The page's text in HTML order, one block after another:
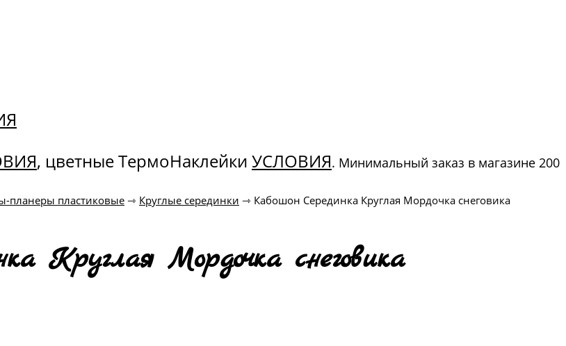
, цветные ТермоНаклейки УСЛОВИЯ. Минимальный заказ в магазине 200
планеры пластиковые ⇾ Круглые серединки ⇾ Кабошон Серединка Круглая Мордочка снеговика
Круглая Мордочка снеговика